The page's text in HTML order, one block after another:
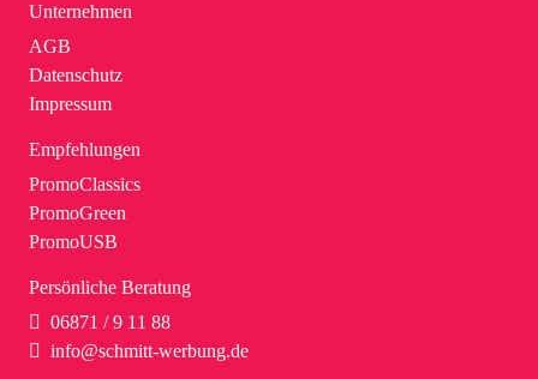
Unternehmen
AGB
Datenschutz
Impressum
Empfehlungen
PromoClassics
PromoGreen
PromoUSB
Persönliche Beratung
06871 / 9 11 88
info@schmitt-werbung.de